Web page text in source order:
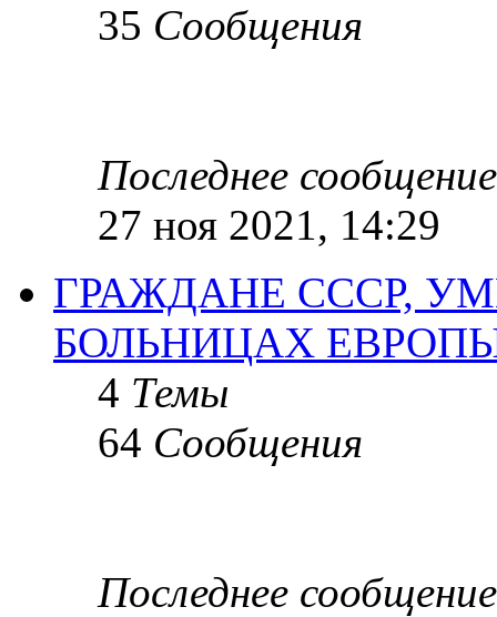
35 Сообщения
Последнее сообщение
27 ноя 2021, 14:29
ГРАЖДАНЕ СССР,
БОЛЬНИЦАХ
4 Темы
64 Сообщения
Последнее сообщение